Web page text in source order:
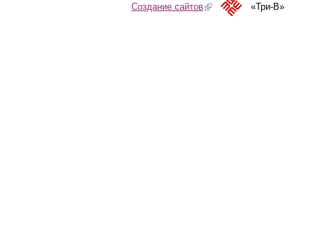
Создание сайтов(link is external)«Три-В»